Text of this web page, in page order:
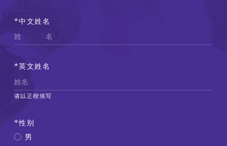
中文姓名
英文姓名
请以正楷填写
性别
男